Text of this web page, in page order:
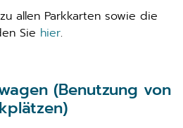
allen Parkkarten sowie die
Sie hier.
(Benutzung von